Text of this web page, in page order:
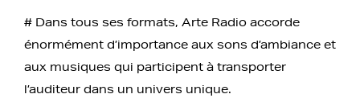
# Dans tous ses formats, Arte Radio accorde
énormément d’importance aux sons d’ambiance et
aux musiques qui participent à transporter
l’auditeur dans un univers unique.